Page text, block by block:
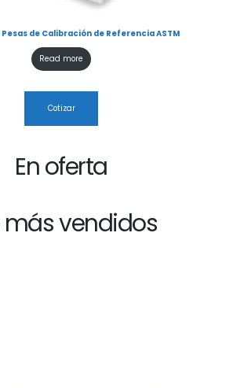
de Calibración de Referencia ASTM
Read more
Cotizar
En oferta
más vendidos